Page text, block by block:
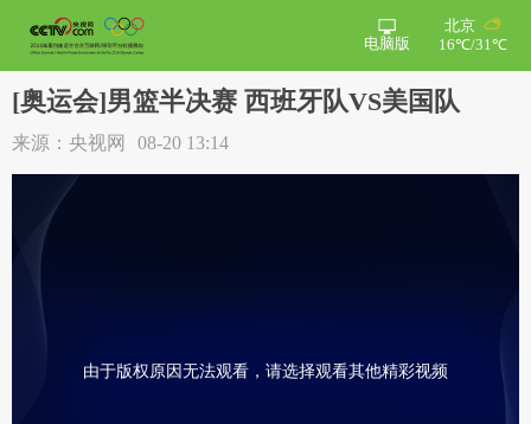
北京
16℃/31℃
电脑版
[奥运会]男篮半决赛 西班牙队VS美国队
来源：央视网 08-20 13:14
由于版权原因无法观看，请选择观看其他精彩视频